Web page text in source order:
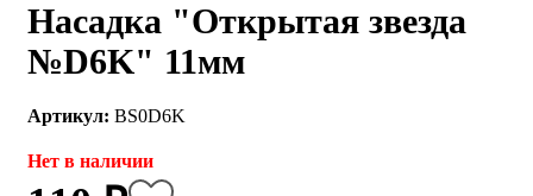
256-54-
Насадка "Открытая звезда
№D6K" 11мм
Артикул: BS0D6K
Нет в наличии